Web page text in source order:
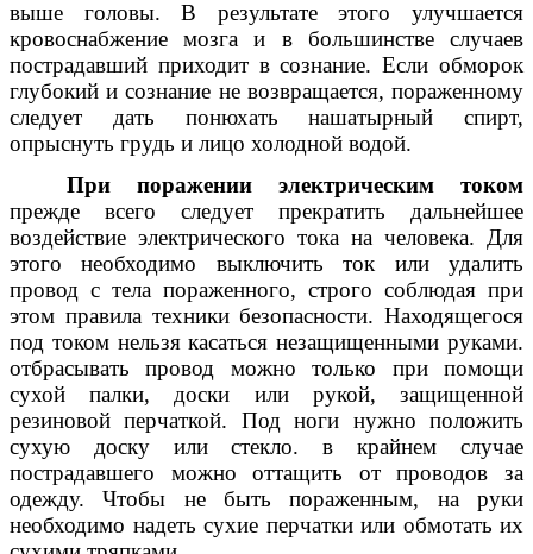
выше головы. В результате этого улучшается
кровоснабжение мозга и в большинстве случаев
пострадавший приходит в сознание. Если обморок
глубокий и сознание не возвращается, пораженному
следует дать понюхать нашатырный спирт,
опрыснуть грудь и лицо холодной водой.
При поражении электрическим током
прежде всего следует прекратить дальнейшее
воздействие электрического тока на человека. Для
этого необходимо выключить ток или удалить
провод с тела пораженного, строго соблюдая при
этом правила техники безопасности. Находящегося
под током нельзя касаться незащищенными руками.
отбрасывать провод можно только при помощи
сухой палки, доски или рукой, защищенной
резиновой перчаткой. Под ноги нужно положить
сухую доску или стекло. в крайнем случае
пострадавшего можно оттащить от проводов за
одежду. Чтобы не быть пораженным, на руки
необходимо надеть сухие перчатки или обмотать их